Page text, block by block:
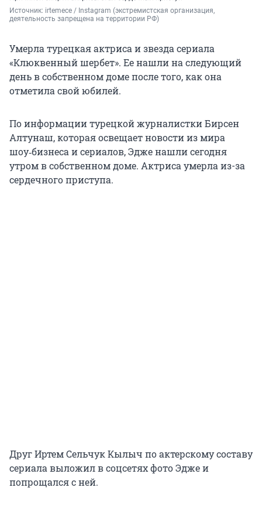
Источник: irtemece / Instagram (экстремистская организация,
деятельность запрещена на территории РФ)
Умерла турецкая актриса и звезда сериала
«Клюквенный шербет». Ее нашли на следующий
день в собственном доме после того, как она
отметила свой юбилей.
По информации турецкой журналистки Бирсен
Алтунаш, которая освещает новости из мира
шоу‑бизнеса и сериалов, Эдже нашли сегодня
утром в собственном доме. Актриса умерла из-за
сердечного приступа.
Друг Иртем Сельчук Кылыч по актерскому составу
сериала выложил в соцсетях фото Эдже и
попрощался с ней.